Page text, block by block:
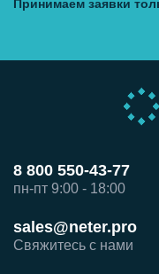
Принимаем заявки
8 800 550-43-77
пн-пт 9:00 - 18:00
sales@neter.pro
Свяжитесь с нами